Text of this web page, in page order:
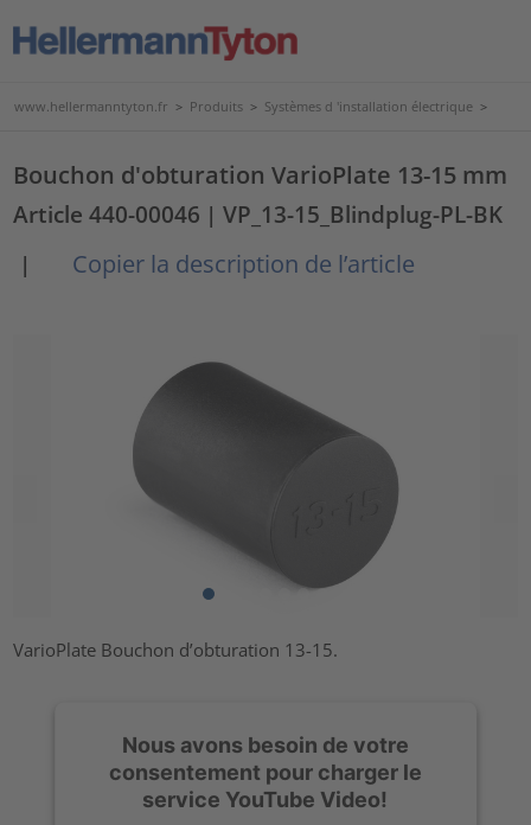
www.hellermanntyton.fr > Produits > Systèmes d 'installation électrique >
Bouchon d'obturation VarioPlate 13-15 mm
Article 440-00046 | VP_13-15_Blindplug-PL-BK
|
Copier la description de l’article
VarioPlate Bouchon d’obturation 13-15.
Nous avons besoin de votre
consentement pour charger le
service YouTube Video!